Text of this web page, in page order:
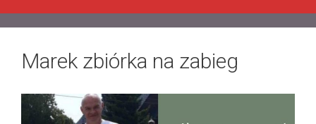
Marek zbiórka na zabieg